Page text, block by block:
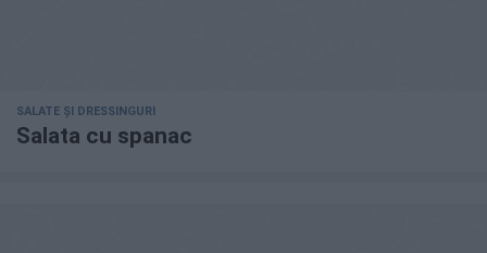
SALATE ȘI DRESSINGURI
Salata cu spanac